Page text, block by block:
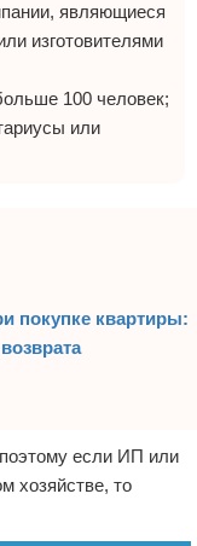
являющиеся
изготовителями
100 человек;
или
покупке квартиры:
если ИП или
хозяйстве, то